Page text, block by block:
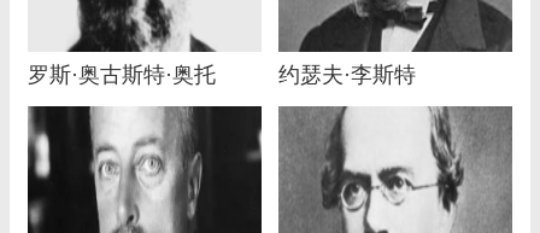
罗斯·奥古斯特·奥托 约瑟夫·李斯特